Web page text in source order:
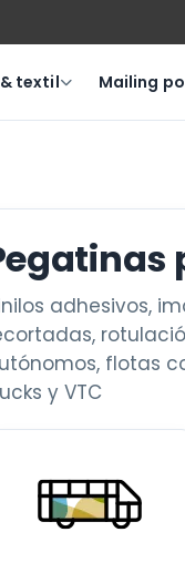
textil Mailing
adhesivos,
flotas
y VTC